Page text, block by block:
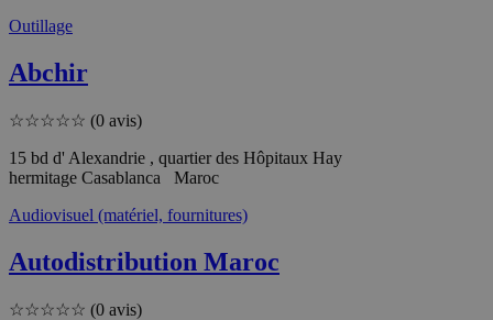
Outillage
Abchir
☆☆☆☆☆ (0 avis)
15 bd d' Alexandrie , quartier des Hôpitaux Hay
hermitage Casablanca Maroc
Audiovisuel (matériel, fournitures)
Autodistribution Maroc
☆☆☆☆☆ (0 avis)